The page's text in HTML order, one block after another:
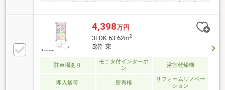
王子」駅まで徒歩8分・京王線「京王八王子」駅まで
徒歩13分§2026年6月にリノベーションを実施。・水ま
わりが新調され、LDKに天井アクセントクロス＋間接
照明で生まれ変わった室内。§東向きの8階部分につき
陽当たり・眺望良好です。§総戸数105戸！防犯面に配
慮されたオートロック付きマンションです。§周辺に
生活利便施設が充実し、買い物に便利な立地。・セブ
ンイレブン八王子万町店：徒歩3分・スーパーアルプ
4,398万円
3LDK 63.62m2
5階 東
駐車場あり
モニタ付インターホ
ン
浴室乾燥機
即入居可 所有権
リフォームリノベー
ション